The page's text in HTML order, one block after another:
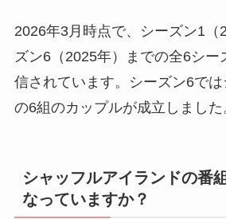
2026年3月時点で、シーズン1（
ズン6（2025年）までの全6シー
信されています。シーズン6で
の6組のカップルが成立しました
シャッフルアイランドの番
なっていますか？